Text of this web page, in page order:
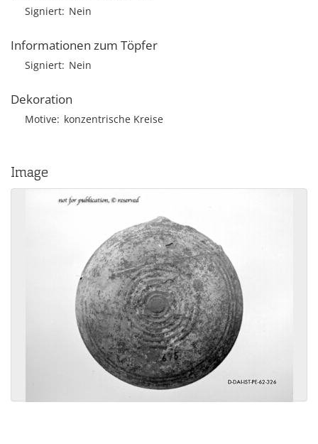
Signiert Nein
Informationen zum Töpfer
Signiert Nein
Dekoration
Motive konzentrische Kreise
Image